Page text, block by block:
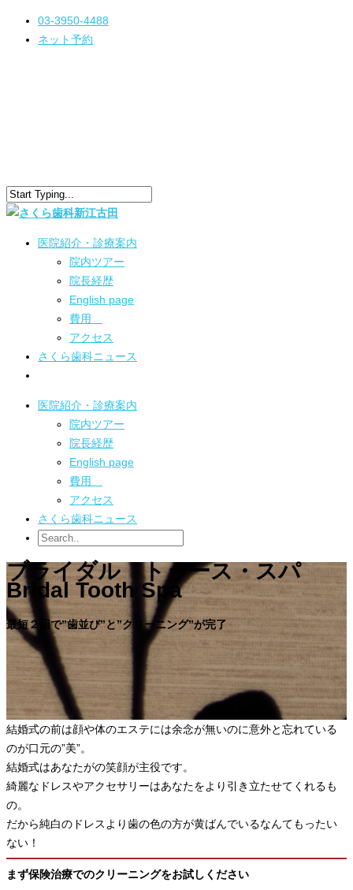
03-3950-4488
ネット予約
医院紹介・診療案内
院内ツアー
院長経歴
English page
費用
アクセス
さくら歯科ニュース
医院紹介・診療案内
院内ツアー
院長経歴
English page
費用
アクセス
さくら歯科ニュース
ブライダル トゥース・スパ
Bridal Tooth Spa
最短２回で”歯並び”と”クリーニング”が完了
結婚式の前は顔や体のエステには余念が無いのに意外と忘れている
のが口元の”美”。
結婚式はあなたがの笑顔が主役です。
綺麗なドレスやアクセサリーはあなたをより引き立たせてくれるも
の。
だから純白のドレスより歯の色の方が黄ばんでいるなんてもったい
ない！
まず保険治療でのクリーニングをお試しください